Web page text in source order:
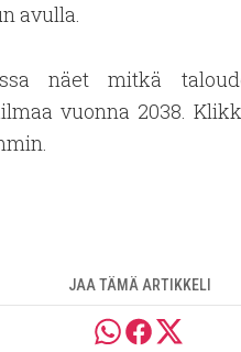
avulla.
näet mitkä
vuonna 2038.
JAA TÄMÄ ARTIKKELI